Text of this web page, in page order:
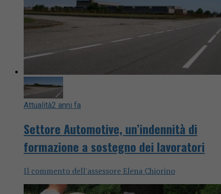
Attualità2 anni fa
Settore Automotive, un’indennità di
formazione a sostegno dei lavoratori
Il commento dell'assessore Elena Chiorino